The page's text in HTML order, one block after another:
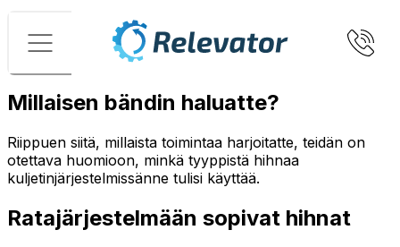
Valikko
Millaisen bändin haluatte?
Riippuen siitä, millaista toimintaa harjoitatte, teidän on
otettava huomioon, minkä tyyppistä hihnaa
kuljetinjärjestelmissänne tulisi käyttää.
Ratajärjestelmään sopivat hihnat